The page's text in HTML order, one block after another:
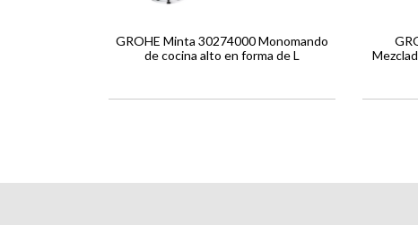
GROHE Minta 30274000 Monomando
de cocina alto en forma de L